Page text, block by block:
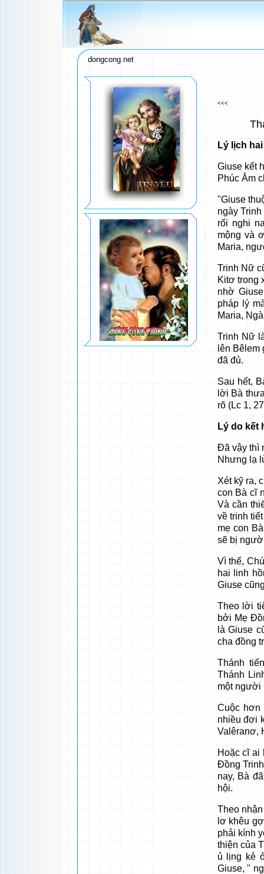
dongcong.net
<<<
Lý lịch
Giuse kết
Phúc Âm
"Giuse
ngày
rối nghi
mộng và
Maria,
Trinh Nữ
Kitơ trong
nhờ
pháp lý
Maria,
Trinh Nữ
lên
đã đủ.
Sau hết,
lời Bà
rõ (Lc 1,
Lý do kết
Ðã vậy thì
Nhưng lạ
Xét kỹ ra,
con Bà cĩ
Và cần
về trinh
mẹ con
sẽ bị
Vì thế,
hai linh
Giuse
Theo lời
bởi Mẹ
là Giuse
cha đồng
Thánh
Thánh
một người
Cuộc hơn
nhiều đơi
Valêranơ,
Hoặc cĩ ai
Ðồng
nay, Bà
hội.
Theo
lơ khêu
phải kính
thiện của
ủ lịng kẻ
Giuse, "